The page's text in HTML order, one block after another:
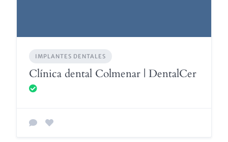
IMPLANTES DENTALES
Clínica dental Colmenar | DentalCer